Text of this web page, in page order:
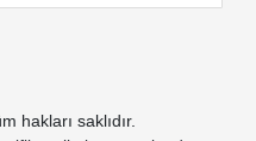
hakları saklıdır.